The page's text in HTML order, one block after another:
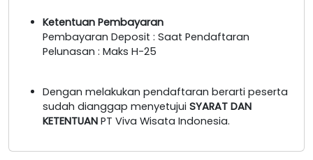
Ketentuan Pembayaran
Pembayaran Deposit : Saat Pendaftaran
Pelunasan : Maks H-25
Dengan melakukan pendaftaran berarti peserta
sudah dianggap menyetujui SYARAT DAN
KETENTUAN PT Viva Wisata Indonesia.